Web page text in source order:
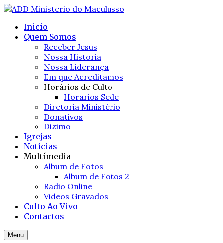
Inicio
Quem Somos
Receber Jesus
Nossa Historia
Nossa Liderança
Em que Acreditamos
Horários de Culto
Horarios Sede
Diretoria Ministério
Donativos
Dizimo
Igrejas
Noticias
Multímedia
Album de Fotos
Album de Fotos 2
Radio Online
Videos Gravados
Culto Ao Vivo
Contactos
Menu